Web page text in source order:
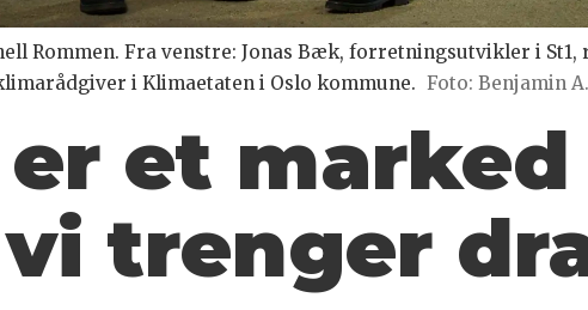
Rommen. Fra venstre: Jonas Bæk, forretningsutvikler i
i Klimaetaten i Oslo kommune. Foto: Benjamin
et
trenger